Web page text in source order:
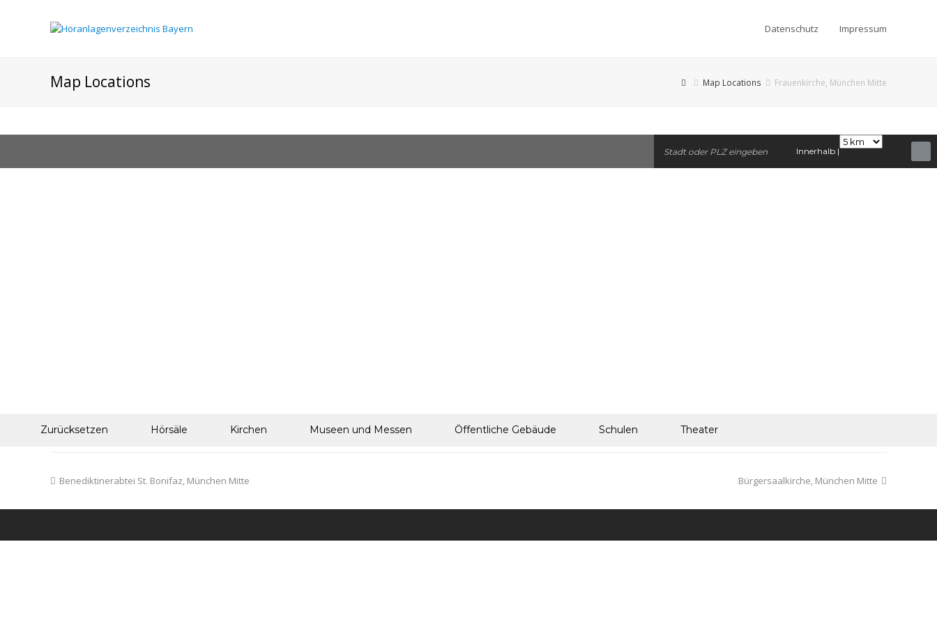
Datenschutz Impressum
Map Locations Map Locations Frauenkirche, München Mitte
Innerhalb |
Zurücksetzen Hörsäle Kirchen Museen und Messen Öffentliche Gebäude Schulen Theater
Benediktinerabtei St. Bonifaz, München Mitte Bürgersaalkirche, München Mitte